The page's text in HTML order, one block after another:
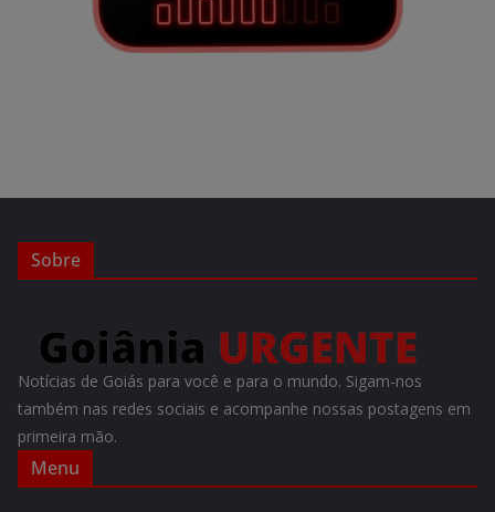
Sobre
Notícias de Goiás para você e para o mundo. Sigam-nos
também nas redes sociais e acompanhe nossas postagens em
primeira mão.
Menu